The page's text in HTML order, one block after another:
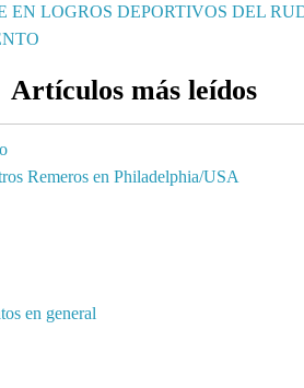
EN LOGROS DEPORTIVOS DEL
Artículos más leídos
Remeros en Philadelphia/USA
en general